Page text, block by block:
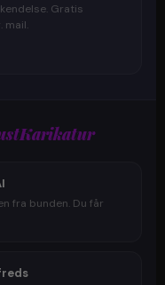
Gratis
mail.
fra bunden. Du får